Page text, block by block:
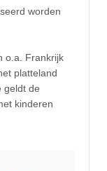
worden
o.a. Frankrijk
platteland
geldt de
kinderen